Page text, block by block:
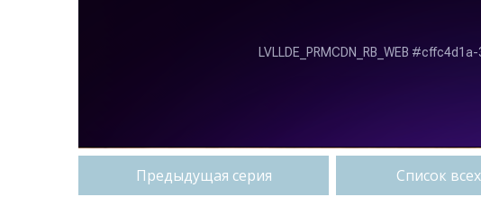
Предыдущая серия Список